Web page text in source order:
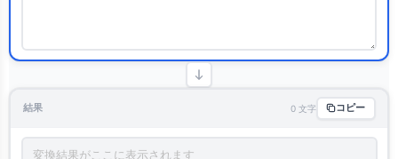
結果 0 文字 コピー